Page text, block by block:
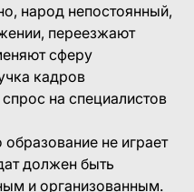
народ непостоянный,
переезжают
сферу
кадров
на специалистов
не играет
должен быть
и организованным.